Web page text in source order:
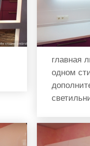
главная
одном